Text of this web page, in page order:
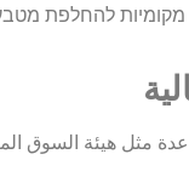
מקומיות להחלפת